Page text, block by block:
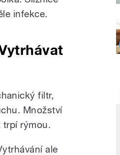
infekce.
filtr,
Množství
trpí rýmou.
ale